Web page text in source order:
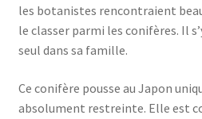
les botanistes rencontraient
le classer parmi les conifères. Il
seul dans sa famille.
Ce conifère pousse au Japon
absolument restreinte. Elle est